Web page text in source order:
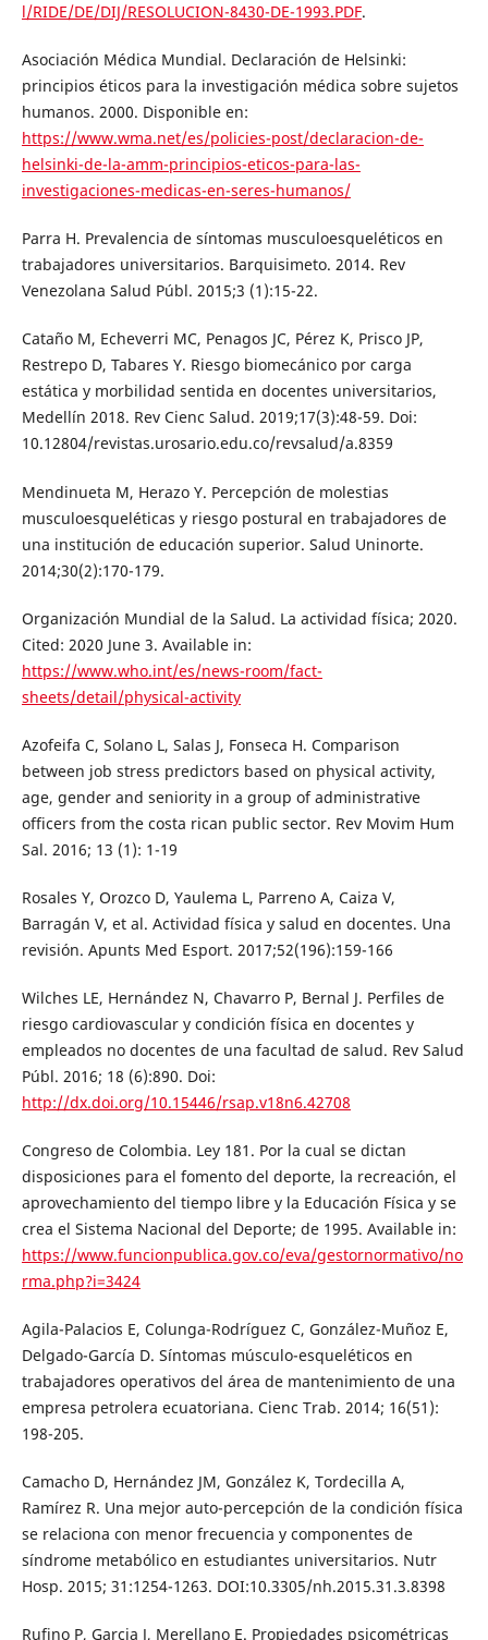
l/RIDE/DE/DIJ/RESOLUCION-8430-DE-1993.PDF.
Asociación Médica Mundial. Declaración de Helsinki:
principios éticos para la investigación médica sobre sujetos
humanos. 2000. Disponible en:
https://www.wma.net/es/policies-post/declaracion-de-
helsinki-de-la-amm-principios-eticos-para-las-
investigaciones-medicas-en-seres-humanos/
Parra H. Prevalencia de síntomas musculoesqueléticos en
trabajadores universitarios. Barquisimeto. 2014. Rev
Venezolana Salud Públ. 2015;3 (1):15-22.
Cataño M, Echeverri MC, Penagos JC, Pérez K, Prisco JP,
Restrepo D, Tabares Y. Riesgo biomecánico por carga
estática y morbilidad sentida en docentes universitarios,
Medellín 2018. Rev Cienc Salud. 2019;17(3):48-59. Doi:
10.12804/revistas.urosario.edu.co/revsalud/a.8359
Mendinueta M, Herazo Y. Percepción de molestias
musculoesqueléticas y riesgo postural en trabajadores de
una institución de educación superior. Salud Uninorte.
2014;30(2):170-179.
Organización Mundial de la Salud. La actividad física; 2020.
Cited: 2020 June 3. Available in:
https://www.who.int/es/news-room/fact-
sheets/detail/physical-activity
Azofeifa C, Solano L, Salas J, Fonseca H. Comparison
between job stress predictors based on physical activity,
age, gender and seniority in a group of administrative
officers from the costa rican public sector. Rev Movim Hum
Sal. 2016; 13 (1): 1-19
Rosales Y, Orozco D, Yaulema L, Parreno A, Caiza V,
Barragán V, et al. Actividad física y salud en docentes. Una
revisión. Apunts Med Esport. 2017;52(196):159-166
Wilches LE, Hernández N, Chavarro P, Bernal J. Perfiles de
riesgo cardiovascular y condición física en docentes y
empleados no docentes de una facultad de salud. Rev Salud
Públ. 2016; 18 (6):890. Doi:
http://dx.doi.org/10.15446/rsap.v18n6.42708
Congreso de Colombia. Ley 181. Por la cual se dictan
disposiciones para el fomento del deporte, la recreación, el
aprovechamiento del tiempo libre y la Educación Física y se
crea el Sistema Nacional del Deporte; de 1995. Available in:
https://www.funcionpublica.gov.co/eva/gestornormativo/no
rma.php?i=3424
Agila-Palacios E, Colunga-Rodríguez C, González-Muñoz E,
Delgado-García D. Síntomas músculo-esqueléticos en
trabajadores operativos del área de mantenimiento de una
empresa petrolera ecuatoriana. Cienc Trab. 2014; 16(51):
198-205.
Camacho D, Hernández JM, González K, Tordecilla A,
Ramírez R. Una mejor auto-percepción de la condición física
se relaciona con menor frecuencia y componentes de
síndrome metabólico en estudiantes universitarios. Nutr
Hosp. 2015; 31:1254-1263. DOI:10.3305/nh.2015.31.3.8398
Rufino P, Garcia J, Merellano E. Propiedades psicométricas